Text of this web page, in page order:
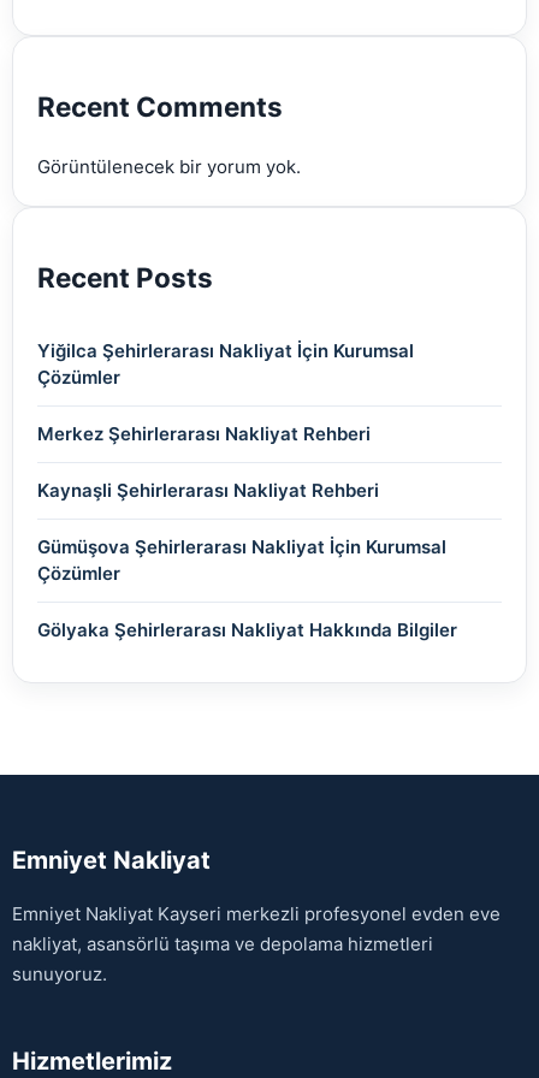
(2)(2)
(2)
Recent Comments
Görüntülenecek bir yorum yok.
Recent Posts
Yiğilca Şehirlerarası Nakliyat İçin Kurumsal
Çözümler
Merkez Şehirlerarası Nakliyat Rehberi
Kaynaşli Şehirlerarası Nakliyat Rehberi
Gümüşova Şehirlerarası Nakliyat İçin Kurumsal
Çözümler
Gölyaka Şehirlerarası Nakliyat Hakkında Bilgiler
Emniyet Nakliyat
Emniyet Nakliyat Kayseri merkezli profesyonel evden eve
nakliyat, asansörlü taşıma ve depolama hizmetleri
sunuyoruz.
Hizmetlerimiz